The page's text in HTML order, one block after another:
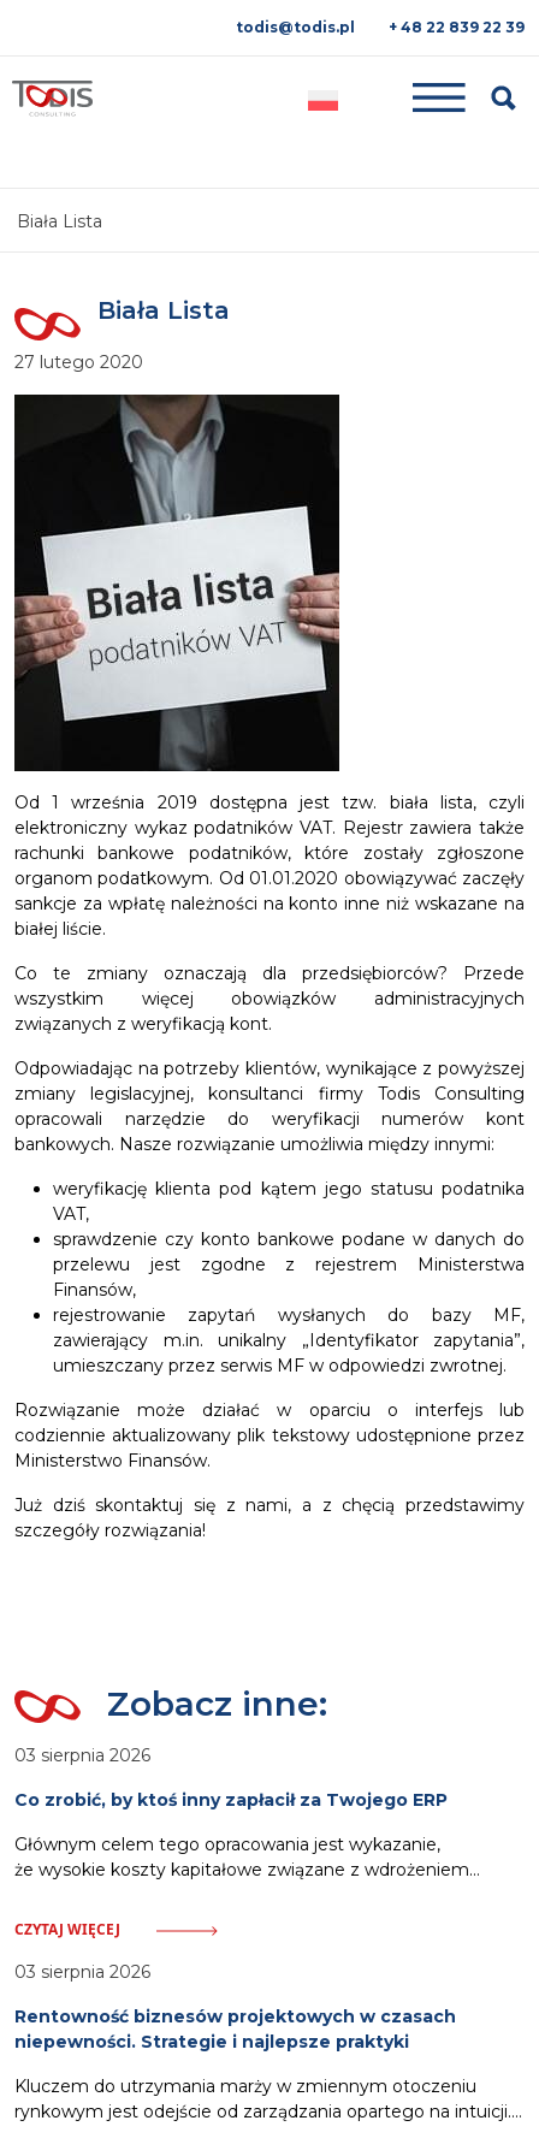
todis@todis.pl + 48 22 839 22 39
Biała Lista
Biała Lista
27 lutego 2020
Od 1 września 2019 dostępna jest tzw. biała lista, czyli
elektroniczny wykaz podatników VAT. Rejestr zawiera także
rachunki bankowe podatników, które zostały zgłoszone
organom podatkowym. Od 01.01.2020 obowiązywać zaczęły
sankcje za wpłatę należności na konto inne niż wskazane na
białej liście.
Co te zmiany oznaczają dla przedsiębiorców? Przede
wszystkim więcej obowiązków administracyjnych
związanych z weryfikacją kont.
Odpowiadając na potrzeby klientów, wynikające z powyższej
zmiany legislacyjnej, konsultanci firmy Todis Consulting
opracowali narzędzie do weryfikacji numerów kont
bankowych. Nasze rozwiązanie umożliwia między innymi:
weryfikację klienta pod kątem jego statusu podatnika
VAT,
sprawdzenie czy konto bankowe podane w danych do
przelewu jest zgodne z rejestrem Ministerstwa
Finansów,
rejestrowanie zapytań wysłanych do bazy MF,
zawierający m.in. unikalny „Identyfikator zapytania”,
umieszczany przez serwis MF w odpowiedzi zwrotnej.
Rozwiązanie może działać w oparciu o interfejs lub
codziennie aktualizowany plik tekstowy udostępnione przez
Ministerstwo Finansów.
Już dziś skontaktuj się z nami, a z chęcią przedstawimy
szczegóły rozwiązania!
Zobacz inne:
03 sierpnia 2026
Co zrobić, by ktoś inny zapłacił za Twojego ERP
Głównym celem tego opracowania jest wykazanie,
że wysokie koszty kapitałowe związane z wdrożeniem
budżetu przedsiębiorstwa. Odpowiednia strategia pozwala
na wykorzystanie zewnętrznych ścieżek finansowania.
Zalicza się do nich pozyskanie dotacji celowych
włączenie kosztów systemu w strukturę usług oferowanych
klientom oraz zastosowanie partnerskich modeli rozliczeń.
windykacyjnych,
CZYTAJ WIĘCEJ
03 sierpnia 2026
Rentowność biznesów projektowych w czasach
niepewności. Strategie i najlepsze praktyki
Kluczem do utrzymania marży w zmiennym otoczeniu
rynkowym jest odejście od zarządzania opartego na intuicji.